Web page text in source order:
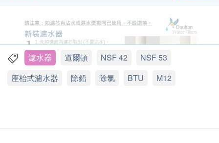
濾水器 道爾頓 NSF 42
NSF 53
座枱式濾水器
除鉛 除氯 BTU M12